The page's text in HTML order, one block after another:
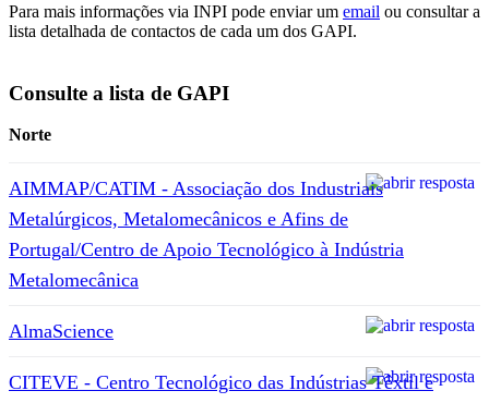
Para mais informações via INPI pode enviar um email ou consultar a
lista detalhada de contactos de cada um dos GAPI.
Consulte a lista de GAPI
Norte
AIMMAP/CATIM - Associação dos Industriais
Metalúrgicos, Metalomecânicos e Afins de
Portugal/Centro de Apoio Tecnológico à Indústria
Metalomecânica
AlmaScience
CITEVE - Centro Tecnológico das Indústrias Têxtil e